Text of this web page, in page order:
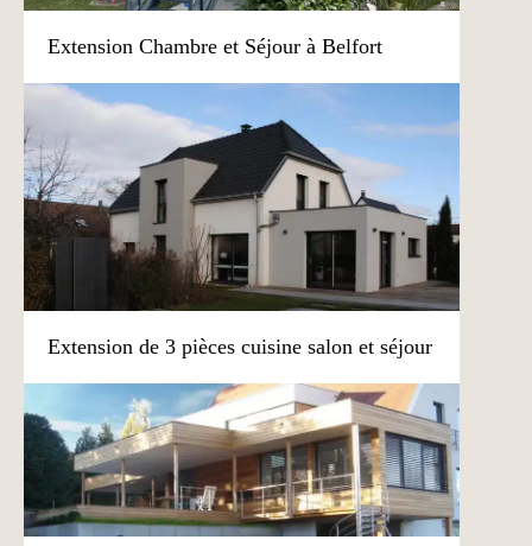
Extension Chambre et Séjour à Belfort
Extension de 3 pièces cuisine salon et séjour